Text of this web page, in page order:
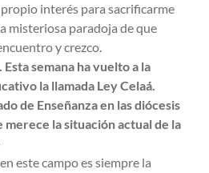
interés para sacrificarme
misteriosa paradoja de que
y crezco.
semana ha vuelto a la
la llamada Ley Celaá.
de Enseñanza en las diócesis
merece la situación actual de la
este campo es siempre la